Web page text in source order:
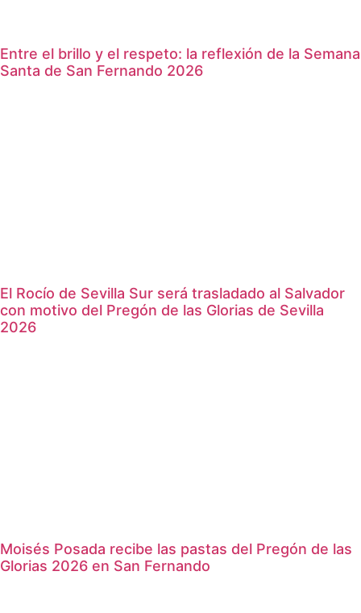
Entre el brillo y el respeto: la reflexión de la Semana
Santa de San Fernando 2026
El Rocío de Sevilla Sur será trasladado al Salvador
con motivo del Pregón de las Glorias de Sevilla
2026
Moisés Posada recibe las pastas del Pregón de las
Glorias 2026 en San Fernando